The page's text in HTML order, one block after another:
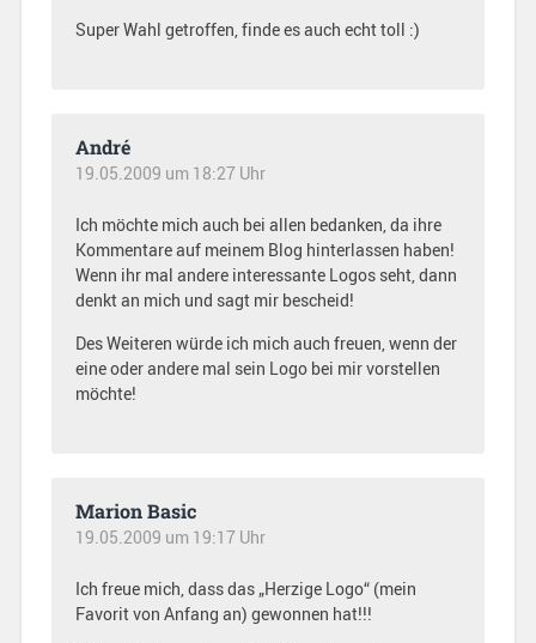
Super Wahl getroffen, finde es auch echt toll :)
André
19.05.2009 um 18:27 Uhr
Ich möchte mich auch bei allen bedanken, da ihre
Kommentare auf meinem Blog hinterlassen haben!
Wenn ihr mal andere interessante Logos seht, dann
denkt an mich und sagt mir bescheid!
Des Weiteren würde ich mich auch freuen, wenn der
eine oder andere mal sein Logo bei mir vorstellen
möchte!
Marion Basic
19.05.2009 um 19:17 Uhr
Ich freue mich, dass das „Herzige Logo“ (mein
Favorit von Anfang an) gewonnen hat!!!